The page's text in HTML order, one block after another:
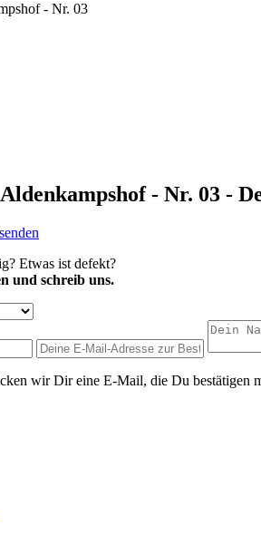
- Nr. 03
- Nr. 03 -
Etwas ist defekt?
und schreib uns.
wir Dir eine E-Mail, die Du bestätigen